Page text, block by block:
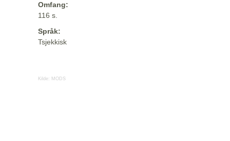
Omfang:
116 s.
Språk:
Tsjekkisk
Kilde: MODS